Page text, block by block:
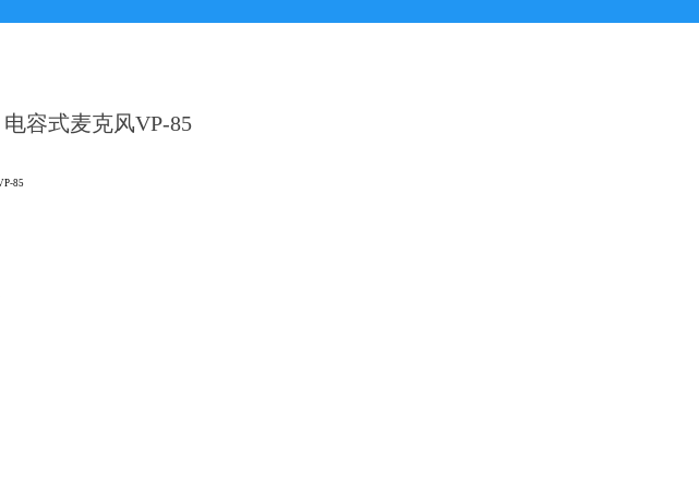
电容式麦克风VP-85